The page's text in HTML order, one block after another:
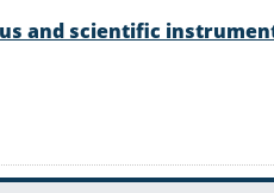
and scientific